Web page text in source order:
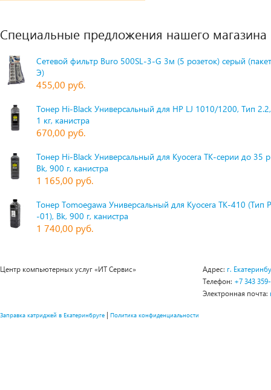
Специальные предложения нашего магазина
Сетевой фильтр Buro 500SL-3-G 3м (5 розеток) серый
Э)
455,00 руб.
Тонер Hi-Black Универсальный для HP LJ 1010/1200, Тип
1 кг, канистра
670,00 руб.
Тонер Hi-Black Универсальный для Kyocera TK-серии до 35
Bk, 900 г, канистра
1 165,00 руб.
Тонер Tomoegawa Универсальный для Kyocera TK-410 (Тип
-01), Bk, 900 г, канистра
1 740,00 руб.
Центр компьютерных услуг «ИТ Сервис» Адрес: г.
Телефон: +7 343
Электронная почта:
Заправка катриджей в Екатеринбруге | Политика конфиденциальности